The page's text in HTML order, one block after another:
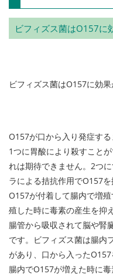
ビフィズス菌はO157に
ビフィズス菌はO157に効
O157が口から入り発症す
1つに胃酸により殺すこと
れは期待できません。2つ
ラによる拮抗作用でO157
O157が付着して腸内で増
殖した時に毒素の産生を抑
腸管から吸収されて脳や腎
です。ビフィズス菌は腸内
があり、口から入ったO157
腸内でO157が増えた時に